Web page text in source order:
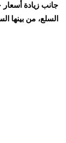
جانب زيادة أسعار
السلع، من بينها